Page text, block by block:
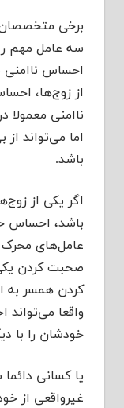
برخی
سه عامل مهم
احساس ناامنی
از زوج‌ها،
ناامنی
اما می‌تواند
باشد.
اگر یکی از
باشد، احساس
عامل‌های محرک
صحبت کردن
کردن همسر به
واقعا
خودشان را با
یا کسانی
غیرواقعی از